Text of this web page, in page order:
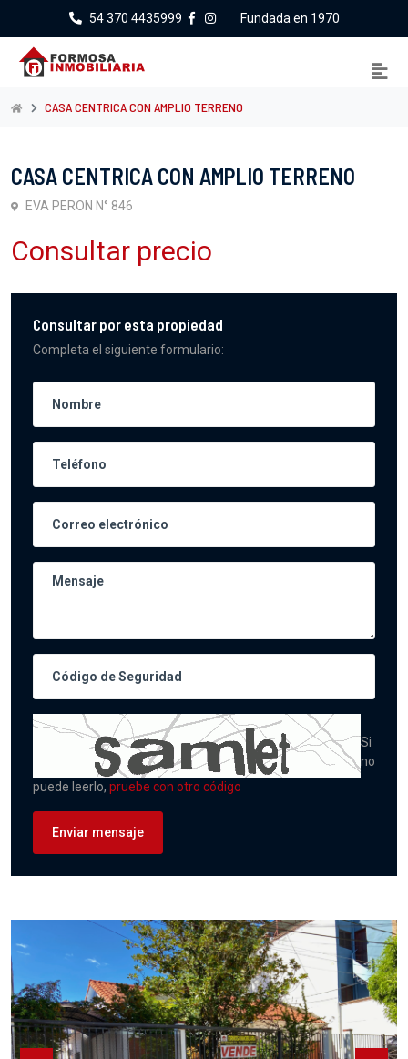
54 370 4435999 Fundada en 1970
CASA CENTRICA CON AMPLIO TERRENO
CASA CENTRICA CON AMPLIO TERRENO
EVA PERON N° 846
Consultar precio
Consultar por esta propiedad
Completa el siguiente formulario:
Si
no
puede leerlo, pruebe con otro código
Enviar mensaje